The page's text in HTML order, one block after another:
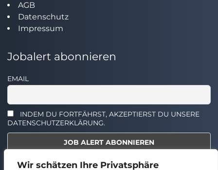
Wir schätzen Ihre Privatsphäre
AGB
Datenschutz
Impressum
Jobalert abonnieren
EMAIL
INDEM DU FORTFÄHRST, AKZEPTIERST DU UNSERE
DATENSCHUTZERKLÄRUNG.